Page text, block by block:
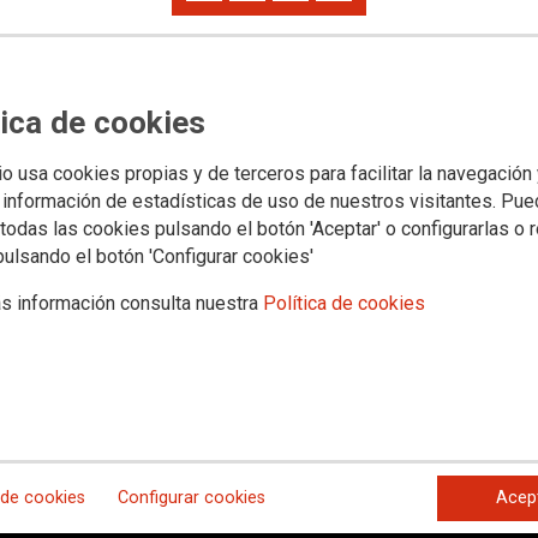
de cookies
usa cookies propias y de terceros para facilitar la navegación
de estadísticas de uso de nuestros visitantes.
las cookies pulsando el botón 'Aceptar' o configurarlas o
el botón 'Configurar cookies'
información consulta nuestra Política de cookies
cookies Configurar cookies
el sector del transporte por
quincena de octubre ante el bloqueo sistemático del adelanto
las distintas patronales y del Gobierno. 📹